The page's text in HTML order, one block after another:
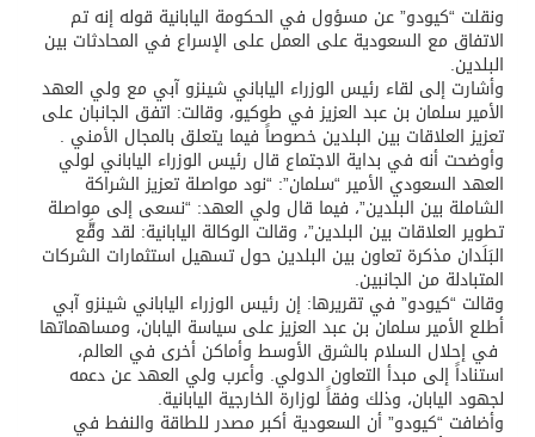
ونقلت “كيودو” عن مسؤول في الحكومة اليابانية قوله إنه تم
الاتفاق مع السعودية على العمل على الإسراع في المحادثات بين
البلدين.
وأشارت إلى لقاء رئيس الوزراء الياباني شينزو آبي مع ولي العهد
الأمير سلمان بن عبد العزيز في طوكيو، وقالت: اتفق الجانبان على
تعزيز العلاقات بين البلدين خصوصاً فيما يتعلق بالمجال الأمني .
وأوضحت أنه في بداية الاجتماع قال رئيس الوزراء الياباني لولي
العهد السعودي الأمير “سلمان”: “نود مواصلة تعزيز الشراكة
الشاملة بين البلدين”، فيما قال ولي العهد: “نسعى إلى مواصلة
تطوير العلاقات بين البلدين”، وقالت الوكالة اليابانية: لقد وقَّع
البَلَدان مذكرة تعاون بين البلدين حول تسهيل استثمارات الشركات
المتبادلة من الجانبين.
وقالت “كيودو” في تقريرها: إن رئيس الوزراء الياباني شينزو آبي
أطلع الأمير سلمان بن عبد العزيز على سياسة اليابان، ومساهماتها
في إحلال السلام بالشرق الأوسط وأماكن أخرى في العالم،
استناداً إلى مبدأ التعاون الدولي. وأعرب ولي العهد عن دعمه
لجهود اليابان، وذلك وفقاً لوزارة الخارجية اليابانية.
وأضافت “كيودو” أن السعودية أكبر مصدر للطاقة والنفط في